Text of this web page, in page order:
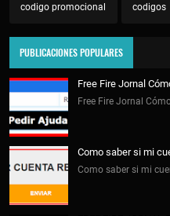
codigo promocional codigos
PUBLICACIONES POPULARES
Free Fire Jornal
Free Fire Jornal
Como saber si mi
Como saber si mi